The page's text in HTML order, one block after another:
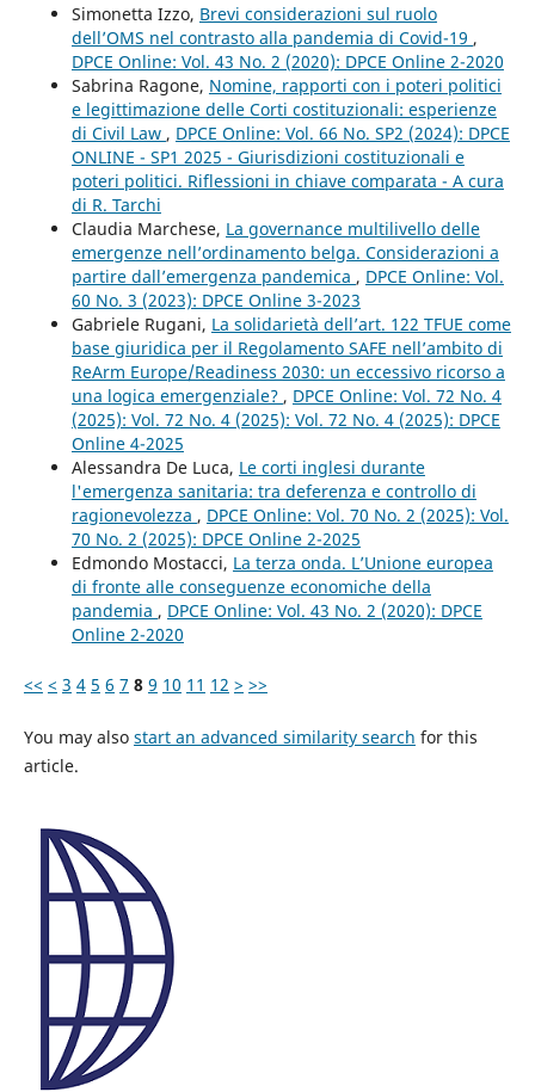
Simonetta Izzo, Brevi considerazioni sul ruolo
dell’OMS nel contrasto alla pandemia di Covid-19 ,
DPCE Online: Vol. 43 No. 2 (2020): DPCE Online 2-2020
Sabrina Ragone, Nomine, rapporti con i poteri politici
e legittimazione delle Corti costituzionali: esperienze
di Civil Law , DPCE Online: Vol. 66 No. SP2 (2024): DPCE
ONLINE - SP1 2025 - Giurisdizioni costituzionali e
poteri politici. Riflessioni in chiave comparata - A cura
di R. Tarchi
Claudia Marchese, La governance multilivello delle
emergenze nell’ordinamento belga. Considerazioni a
partire dall’emergenza pandemica , DPCE Online: Vol.
60 No. 3 (2023): DPCE Online 3-2023
Gabriele Rugani, La solidarietà dell’art. 122 TFUE come
base giuridica per il Regolamento SAFE nell’ambito di
ReArm Europe/Readiness 2030: un eccessivo ricorso a
una logica emergenziale? , DPCE Online: Vol. 72 No. 4
(2025): Vol. 72 No. 4 (2025): Vol. 72 No. 4 (2025): DPCE
Online 4-2025
Alessandra De Luca, Le corti inglesi durante
l'emergenza sanitaria: tra deferenza e controllo di
ragionevolezza , DPCE Online: Vol. 70 No. 2 (2025): Vol.
70 No. 2 (2025): DPCE Online 2-2025
Edmondo Mostacci, La terza onda. L’Unione europea
di fronte alle conseguenze economiche della
pandemia , DPCE Online: Vol. 43 No. 2 (2020): DPCE
Online 2-2020
<< < 3 4 5 6 7 8 9 10 11 12 > >>
You may also start an advanced similarity search for this
article.